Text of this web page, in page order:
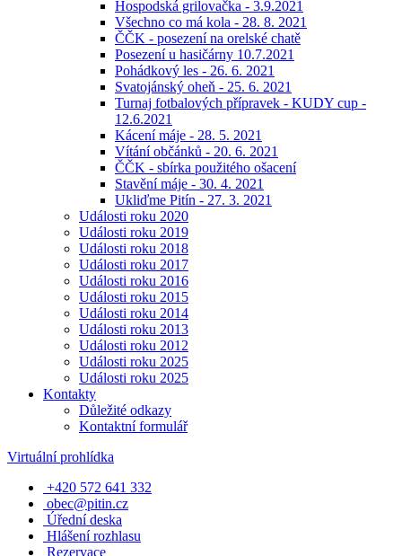
Hospodská grilovačka - 3.9.2021
Všechno co má kola - 28. 8. 2021
ČČK - posezení na orelské chatě
Posezení u hasičárny 10.7.2021
Pohádkový les - 26. 6. 2021
Svatojánský oheň - 25. 6. 2021
Turnaj fotbalových přípravek - KUDY cup -
12.6.2021
Kácení máje - 28. 5. 2021
Vítání občánků - 20. 6. 2021
ČČK - sbírka použitého ošacení
Stavění máje - 30. 4. 2021
Ukliďme Pitín - 27. 3. 2021
Události roku 2020
Události roku 2019
Události roku 2018
Události roku 2017
Události roku 2016
Události roku 2015
Události roku 2014
Události roku 2013
Události roku 2012
Události roku 2025
Události roku 2025
Kontakty
Důležité odkazy
Kontaktní formulář
Virtuální prohlídka
+420 572 641 332
obec@pitin.cz
Úřední deska
Hlášení rozhlasu
Rezervace